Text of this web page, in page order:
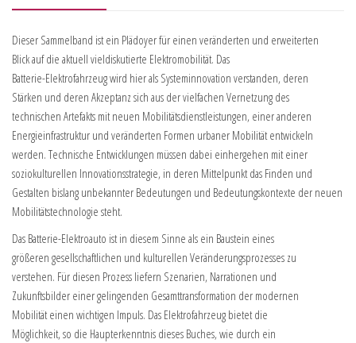
Dieser Sammelband ist ein Plädoyer für einen veränderten und erweiterten
Blick auf die aktuell vieldiskutierte Elektromobilität. Das
Batterie-Elektrofahrzeug wird hier als Systeminnovation verstanden, deren
Stärken und deren Akzeptanz sich aus der vielfachen Vernetzung des
technischen Artefakts mit neuen Mobilitätsdienstleistungen, einer anderen
Energieinfrastruktur und veränderten Formen urbaner Mobilität entwickeln
werden. Technische Entwicklungen müssen dabei einhergehen mit einer
soziokulturellen Innovationsstrategie, in deren Mittelpunkt das Finden und
Gestalten bislang unbekannter Bedeutungen und Bedeutungskontexte der neuen
Mobilitätstechnologie steht.
Das Batterie-Elektroauto ist in diesem Sinne als ein Baustein eines
größeren gesellschaftlichen und kulturellen Veränderungsprozesses zu
verstehen. Für diesen Prozess liefern Szenarien, Narrationen und
Zukunftsbilder einer gelingenden Gesamttransformation der modernen
Mobilität einen wichtigen Impuls. Das Elektrofahrzeug bietet die
Möglichkeit, so die Haupterkenntnis dieses Buches, wie durch ein